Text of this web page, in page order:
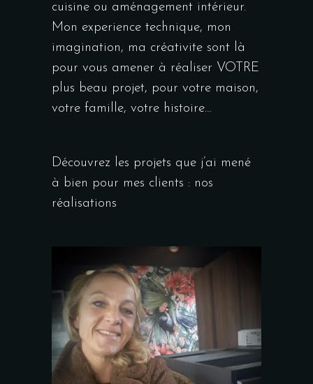
cuisine ou aménagement intérieur.
Mon experience technique, mon
imagination, ma créativite sont là
pour vous amener à réaliser VOTRE
plus beau projet, pour votre maison,
votre famille, votre histoire…
Découvrez les projets que j’ai mené
à bien pour mes clients : nos
réalisations